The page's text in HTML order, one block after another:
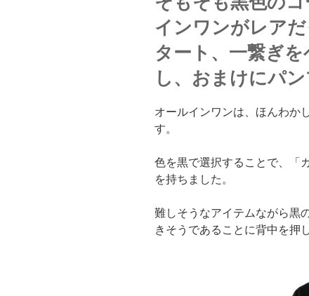
インワンがレア
タート、一繋ぎ
し、おまけにパ
オールインワンは、ほんわか
す。
色を黒で選択することで、「
を持ちました。
難しそうなアイテムながら黒
きそうであることに背中を押